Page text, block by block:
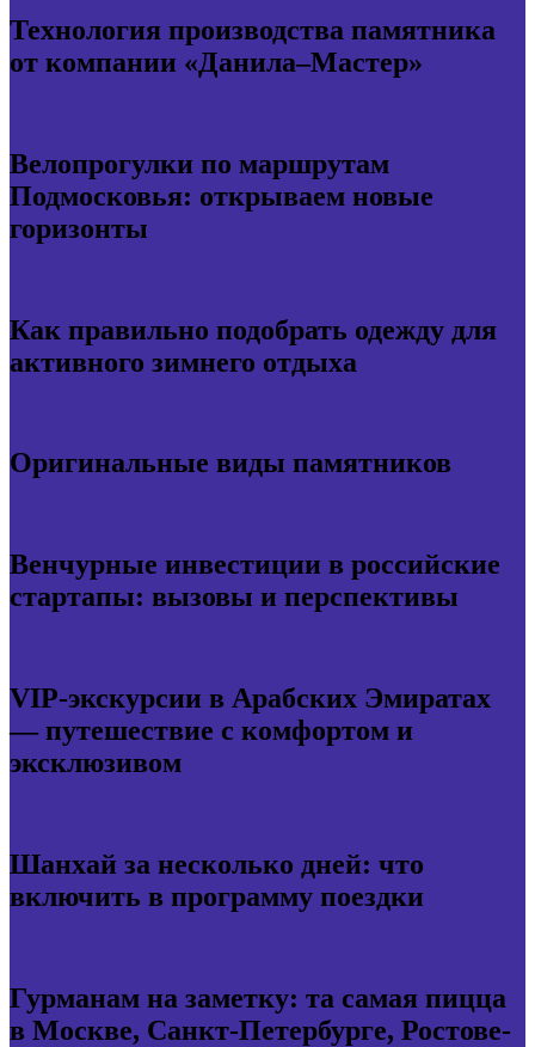
Технология производства памятника
от компании «Данила–Мастер»
Велопрогулки по маршрутам
Подмосковья: открываем новые
горизонты
Как правильно подобрать одежду для
активного зимнего отдыха
Оригинальные виды памятников
Венчурные инвестиции в российские
стартапы: вызовы и перспективы
VIP-экскурсии в Арабских Эмиратах
— путешествие с комфортом и
эксклюзивом
Шанхай за несколько дней: что
включить в программу поездки
Гурманам на заметку: та самая пицца
в Москве, Санкт-Петербурге, Ростове-